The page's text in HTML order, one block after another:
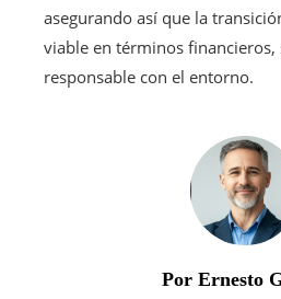
asegurando así que la
viable en términos financieros,
responsable con el entorno.
Por Ernesto